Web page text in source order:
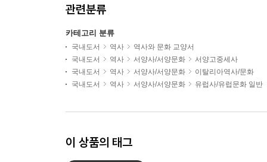
관련분류
카테고리 분류
국내도서 역사
역사와 문화 교양서
국내도서
역사 서양사/서양문화
서양고중세사
국내도서
역사 서양사/서양문화
이탈리아역사/문화
국내도서
역사 서양사/서양문화 유럽사/유럽문화 일반
이 상품의 태그